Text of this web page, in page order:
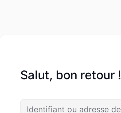
Salut, bon retour !